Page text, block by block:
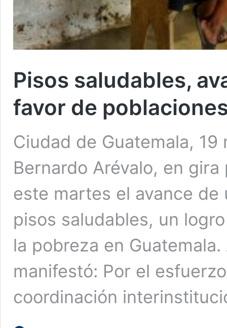
Pisos saludables,
favor de
Ciudad de Guatemala,
Bernardo Arévalo, en
este martes el avance
pisos saludables, un
la pobreza en
manifestó: Por el
coordinación